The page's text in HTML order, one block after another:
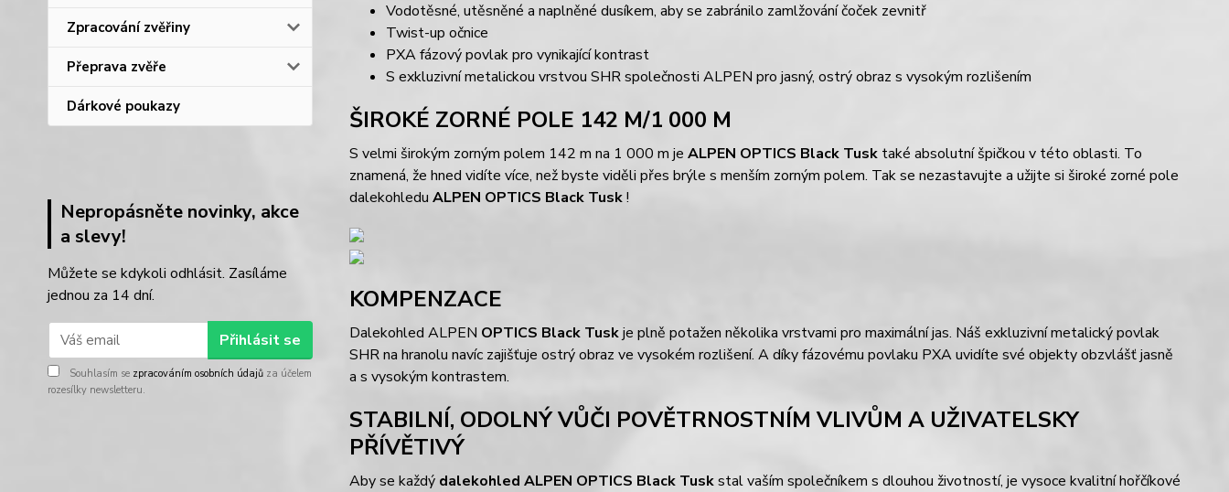
Zpracování zvěřiny
Přeprava zvěře
Dárkové poukazy
Nepropásněte novinky, akce
a slevy!
Můžete se kdykoli odhlásit. Zasíláme
jednou za 14 dní.
Přihlásit se
Souhlasím se zpracováním osobních údajů za účelem
rozesílky newsletteru.
Vodotěsné, utěsněné a naplněné dusíkem, aby se zabránilo zamlžování čoček zevnitř
Twist-up očnice
PXA fázový povlak pro vynikající kontrast
S exkluzivní metalickou vrstvou SHR společnosti ALPEN pro jasný, ostrý obraz s vysokým rozlišením
ŠIROKÉ ZORNÉ POLE 142 M/1 000 M
S velmi širokým zorným polem 142 m na 1 000 m je ALPEN OPTICS Black Tusktaké absolutní špičkou v této oblasti. To
znamená, že hned vidíte více, než byste viděli přes brýle s menším zorným polem. Tak se nezastavujte a užijte si široké zorné pole
dalekohledu ALPEN OPTICS Black Tusk!
KOMPENZACE
Dalekohled ALPEN OPTICS Black Tuskje plně potažen několika vrstvami pro maximální jas. Náš exkluzivní metalický povlak
SHR na hranolu navíc zajišťuje ostrý obraz ve vysokém rozlišení. A díky fázovému povlaku PXA uvidíte své objekty obzvlášť jasně
a s vysokým kontrastem.
STABILNÍ, ODOLNÝ VŮČI POVĚTRNOSTNÍM VLIVŮM A UŽIVATELSKY
PŘÍVĚTIVÝ
Aby se každý dalekohled ALPEN OPTICS Black Tuskstal vaším společníkem s dlouhou životností, je vysoce kvalitní hořčíkové